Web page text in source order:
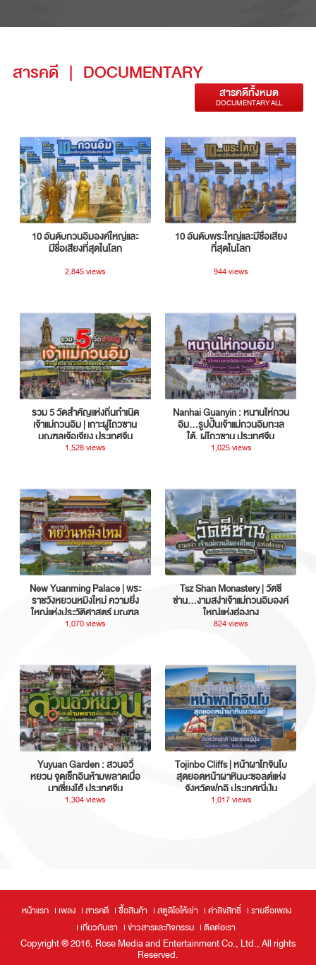
สารคดี | DOCUMENTARY
สารคดีทั้งหมด
DOCUMENTARY ALL
10 อันดับกวนอิมองค์ใหญ่และ
มีชื่อเสียงที่สุดในโลก
2,845 views
10 อันดับพระใหญ่และมีชื่อเสียง
ที่สุดในโลก
944 views
รวม 5 วัดสำคัญแห่งถิ่นกำเนิด
เจ้าแม่กวนอิม | เกาะผู่โถวซาน
มณฑลเจ้อเจียง ประเทศจีน
1,528 views
Nanhai Guanyin : หนานไห่กวน
อิม...รูปปั้นเจ้าแม่กวนอิมทะเล
ใต้, ผู่โถวซาน ประเทศจีน
1,025 views
New Yuanming Palace | พระ
ราชวังหยวนหมิงใหม่ ความยิ่ง
ใหญ่แห่งประวัติศาสตร์ มณฑล
กวางตุ้ง ประเทศจีน
1,070 views
Tsz Shan Monastery | วัดซี
ซ่าน…งามสง่าเจ้าแม่กวนอิมองค์
ใหญ่แห่งฮ่องกง
824 views
Yuyuan Garden : สวนอวี้
หยวน จุดเช็กอินห้ามพลาดเมื่อ
มาเซี่ยงไฮ้ ประเทศจีน
1,304 views
Tojinbo Cliffs | หน้าผาโทจินโบ
สุดยอดหน้าผาหินบะซอลต์แห่ง
จังหวัดฟุกุอิ ประเทศญี่ปุ่น
1,017 views
หน้าแรก เพลง สารคดี ซื้อสินค้า สตูดิโอให้เช่า ค่าลิขสิทธิ์
รายชื่อเพลง
เกี่ยวกับเรา
ข่าวสารและกิจกรรม ติดต่อเรา
Copyright ® 2016, Rose Media and Entertainment Co., Ltd., All rights
Reserved.